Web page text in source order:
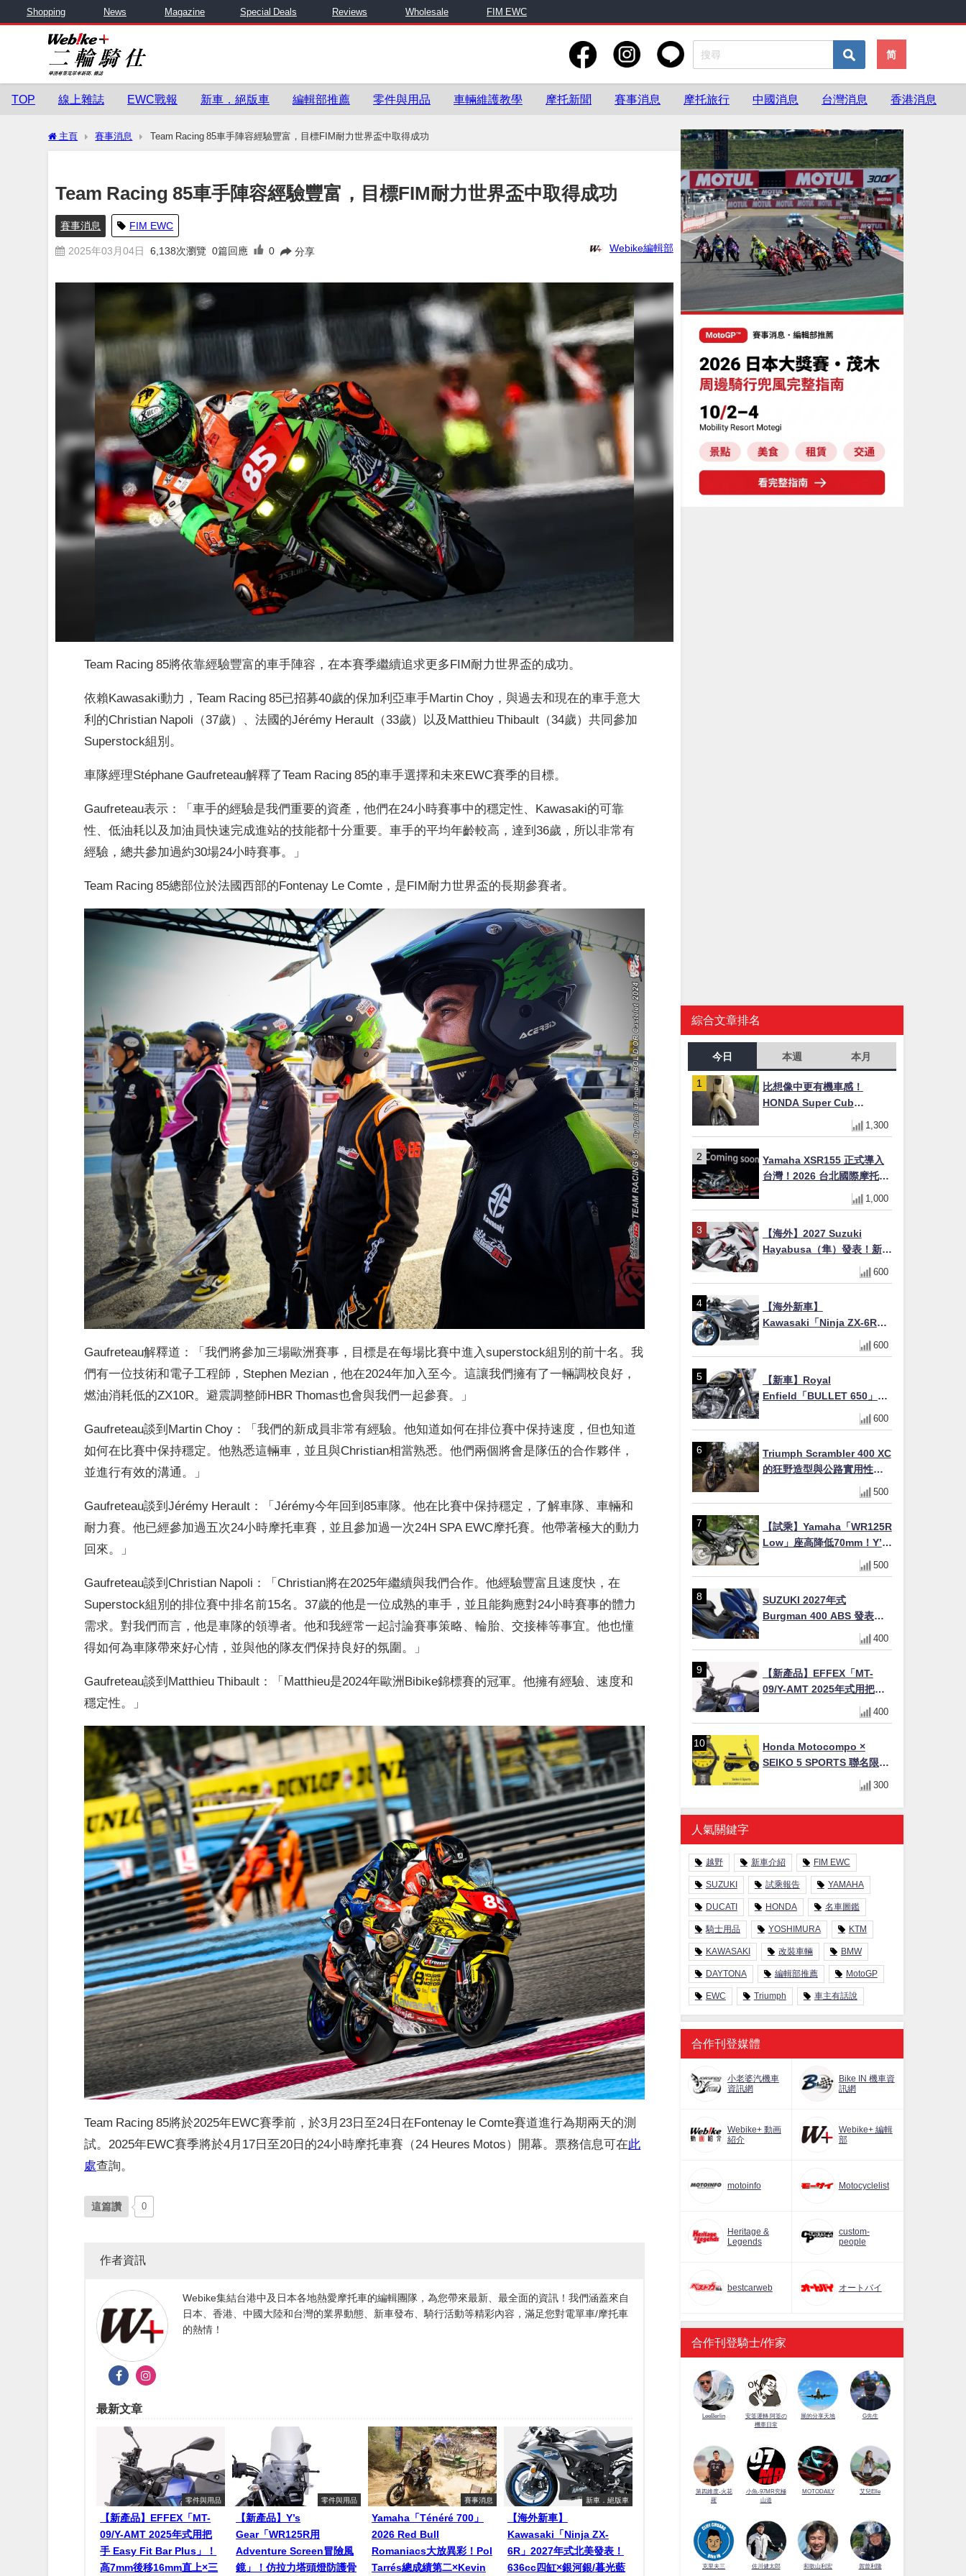
Shopping News Magazine Special Deals Reviews Wholesale FIM EWC
简
TOP 線上雜誌 EWC戰報 新車．絕版車 編輯部推薦 零件與用品 車輛維護教學 摩托新聞 賽事消息 摩托旅行 中國消息 台灣消息 香港消息
主頁 賽事消息 Team Racing 85車手陣容經驗豐富，目標FIM耐力世界盃中取得成功
Team Racing 85車手陣容經驗豐富，目標FIM耐力世界盃中取得成功
賽事消息 FIM EWC
2025年03月04日 6,138次瀏覽 0篇回應 0 分享 Webike編輯部
Team Racing 85將依靠經驗豐富的車手陣容，在本賽季繼續追求更多FIM耐力世界盃的成功。
依賴Kawasaki動力，Team Racing 85已招募40歲的保加利亞車手Martin Choy，與過去和現在的車手意大
利的Christian Napoli（37歲）、法國的Jérémy Herault（33歲）以及Matthieu Thibault（34歲）共同參加
Superstock組別。
車隊經理Stéphane Gaufreteau解釋了Team Racing 85的車手選擇和未來EWC賽季的目標。
Gaufreteau表示：「車手的經驗是我們重要的資產，他們在24小時賽事中的穩定性、Kawasaki的可靠
性、低油耗以及加油員快速完成進站的技能都十分重要。車手的平均年齡較高，達到36歲，所以非常有
經驗，總共參加過約30場24小時賽事。」
Team Racing 85總部位於法國西部的Fontenay Le Comte，是FIM耐力世界盃的長期參賽者。
Gaufreteau解釋道：「我們將參加三場歐洲賽事，目標是在每場比賽中進入superstock組別的前十名。我
們有一位技術和電子工程師，Stephen Mezian，他在2024年加入至今。這讓我們擁有了一輛調校良好，
燃油消耗低的ZX10R。避震調整師HBR Thomas也會與我們一起參賽。」
Gaufreteau談到Martin Choy：「我們的新成員非常有經驗。他知道如何在排位賽中保持速度，但也知道
如何在比賽中保持穩定。他熟悉這輛車，並且與Christian相當熟悉。他們兩個將會是隊伍的合作夥伴，
並進行有效的溝通。」
Gaufreteau談到Jérémy Herault：「Jérémy今年回到85車隊。他在比賽中保持穩定，了解車隊、車輛和
耐力賽。他已經參加過五次24小時摩托車賽，並且參加過一次24H SPA EWC摩托賽。他帶著極大的動力
回來。」
Gaufreteau談到Christian Napoli：「Christian將在2025年繼續與我們合作。他經驗豐富且速度快，在
Superstock組別的排位賽中排名前15名。37歲的他是一位成熟的車手，並且能夠應對24小時賽事的體力
需求。對我們而言，他是車隊的領導者。他和我經常一起討論賽事策略、輪胎、交接棒等事宜。他也懂
得如何為車隊帶來好心情，並與他的隊友們保持良好的氛圍。」
Gaufreteau談到Matthieu Thibault：「Matthieu是2024年歐洲Bibike錦標賽的冠軍。他擁有經驗、速度和
穩定性。」
Team Racing 85將於2025年EWC賽季前，於3月23日至24日在Fontenay le Comte賽道進行為期兩天的測
試。2025年EWC賽季將於4月17日至20日的24小時摩托車賽（24 Heures Motos）開幕。票務信息可在此
處查詢。
這篇讚 0
作者資訊
Webike集結台港中及日本各地熱愛摩托車的編輯團隊，為您帶來最新、最全面的資訊！我們涵蓋來自
日本、香港、中國大陸和台灣的業界動態、新車發布、騎行活動等精彩內容，滿足您對電單車/摩托車
的熱情！
最新文章
零件與用品
【新產品】EFFEX「MT-
09/Y-AMT 2025年式用把
手 Easy Fit Bar Plus」！
高7mm後移16mm直上×三
零件與用品
【新產品】Y’s
Gear「WR125R用
Adventure Screen冒險風
鏡」！仿拉力塔頭燈防護骨
賽事消息
Yamaha「Ténéré 700」
2026 Red Bull
Romaniacs大放異彩！Pol
Tarrés總成績第二×Kevin
新車．絕版車
【海外新車】
Kawasaki「Ninja ZX-
6R」2027年式北美發表！
636cc四缸×銀河銀/暮光藍
綜合文章排名
今日 本週 本月
比想像中更有機車感！
HONDA Super Cub
110【Webike愛車精選】
1,300
Yamaha XSR155 正式導入
台灣！2026 台北國際摩托車
展亮相，70 週年紀念版
YZF-R 系列限量追加販售
1,000
【海外】2027 Suzuki
Hayabusa（隼）發表！新增
Special Edition 特仕版，全
新珍珠白塗裝與專屬配備登
600
【海外新車】
Kawasaki「Ninja ZX-6R」
2027年式北美發表！636cc
四缸×銀河銀/暮光藍新色
美元起
600
【新車】Royal
Enfield「BULLET 650」8
月27日日本發售（98萬日圓
～）！648cc空冷並列雙缸×
色
600
Triumph Scrambler 400 XC
的狂野造型與公路實用性的
500
【試乘】Yamaha「WR125R
Low」座高降低70mm！Y’s
Gear低座高座墊×低座高連桿
×腳踏著地感大幅改善，越野
500
SUZUKI 2027年式
Burgman 400 ABS 發表！
8/18日本上市、支援E10汽油
售價98萬100日圓
400
【新產品】EFFEX「MT-
09/Y-AMT 2025年式用把手
Easy Fit Bar Plus」！高
7mm後移16mm直上×三色×
400
Honda Motocompo ×
SEIKO 5 SPORTS 聯名限量
錶登場！重現黃色車身、油
300
人氣關鍵字
越野 新車介紹 FIM EWC
SUZUKI 試乘報告 YAMAHA
DUCATI HONDA 名車圖鑑
騎士用品 YOSHIMURA KTM
KAWASAKI 改裝車輛 BMW
DAYTONA 編輯部推薦 MotoGP
EWC Triumph 車主有話說
合作刊登媒體
小老婆汽機車
資訊網
Bike IN 機車資
訊網
Webike+ 動画
紹介
Webike+ 編輯
部
motoinfo Motocyclelist
Heritage &
Legends
custom-
people
bestcarweb オートバイ
合作刊登騎士/作家
LeeBerlin
安筌運轉 阿筌の
機車日常
展的分享天地 G先生
第四維度-火花
羅
小魚-97MR究極
山道
MOTODAILY 艾兒Elle
克里夫三 佐川健太郎 和歌山利宏 賀曾利隆